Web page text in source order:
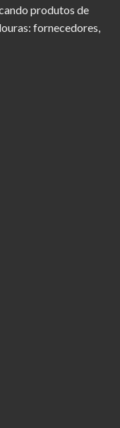
produtos de
fornecedores,